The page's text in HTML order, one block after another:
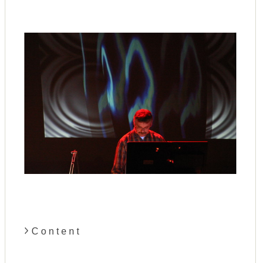
C o n t e n t